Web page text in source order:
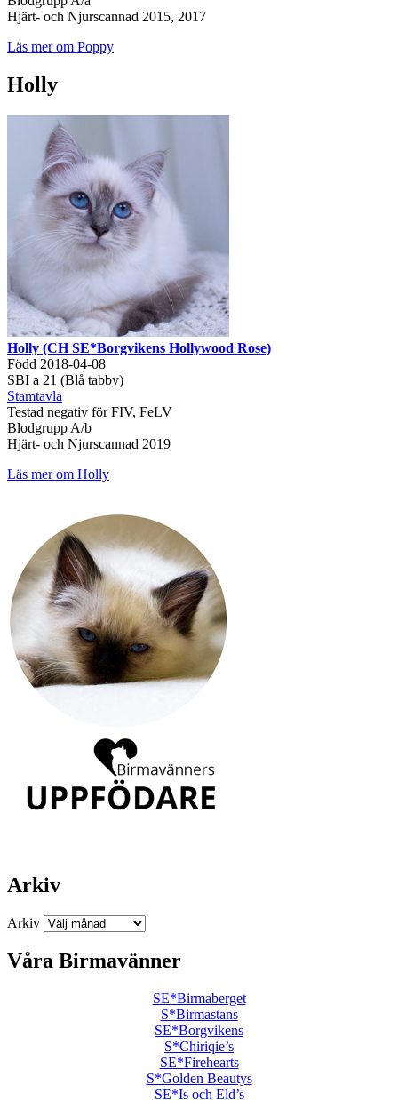
Hjärt- och Njurscannad 2015, 2017
Läs mer om Poppy
Holly
Holly (CH SE*Borgvikens Hollywood Rose)
Född 2018-04-08
SBI a 21 (Blå tabby)
Stamtavla
Testad negativ för FIV, FeLV
Blodgrupp A/b
Hjärt- och Njurscannad 2019
Läs mer om Holly
Arkiv
Arkiv
Våra Birmavänner
SE*Birmaberget
S*Birmastans
SE*Borgvikens
S*Chiriqie’s
SE*Firehearts
S*Golden Beautys
SE*Is och Eld’s